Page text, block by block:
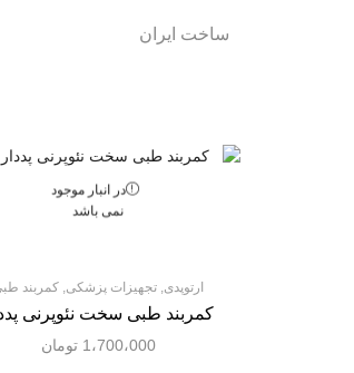
ساخت ایران
در انبار موجود
نمی باشد
ارتوپدی تجهیزات پزشکی کمربند
کمربند طبی سخت نئوپرنی
1،700،000 تومان